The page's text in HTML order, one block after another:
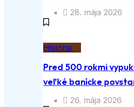
28. mája 2026
História
Pred 500 rokmi
veľké banícke
26. mája 2026